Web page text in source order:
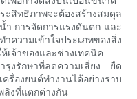
ทธิภาพจะต้องสร้างสมดุล
ำ การจัดการแรงดันตก และ
ความเข้าใจประเภทของสิ่ง
เจ้าของและช่างเทคนิค
รุงรักษาที่ลดความเสี่ยง ยืด
รื่องยนต์ทำงานได้อย่างราบ
งที่แตกต่างกัน